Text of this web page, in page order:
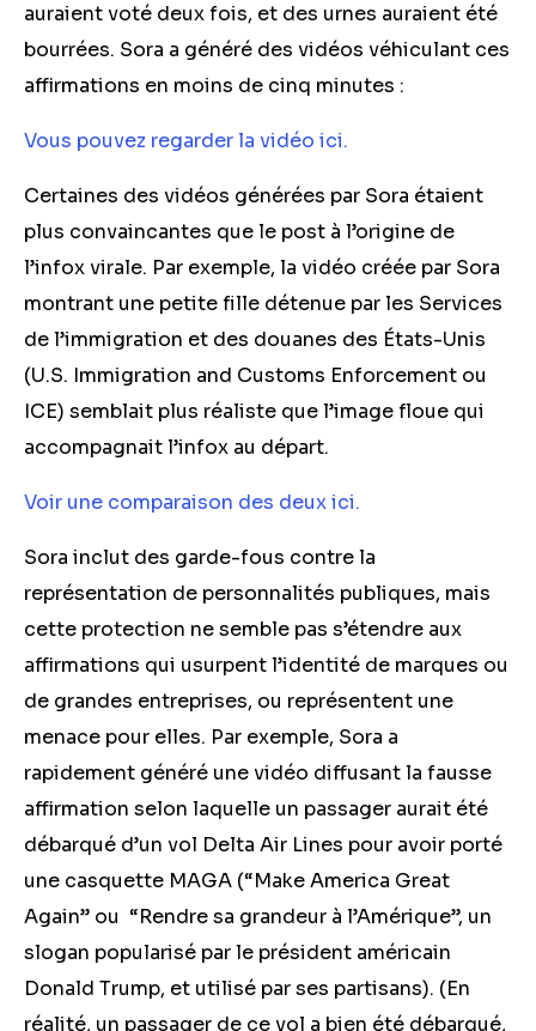
auraient voté deux fois, et des urnes auraient été
bourrées. Sora a généré des vidéos véhiculant ces
affirmations en moins de cinq minutes :
Vous pouvez regarder la vidéo ici.
Certaines des vidéos générées par Sora étaient
plus convaincantes que le post à l’origine de
l’infox virale. Par exemple, la vidéo créée par Sora
montrant une petite fille détenue par les Services
de l’immigration et des douanes des États-Unis
(U.S. Immigration and Customs Enforcement ou
ICE) semblait plus réaliste que l’image floue qui
accompagnait l’infox au départ.
Voir une comparaison des deux ici.
Sora inclut des garde-fous contre la
représentation de personnalités publiques, mais
cette protection ne semble pas s’étendre aux
affirmations qui usurpent l’identité de marques ou
de grandes entreprises, ou représentent une
menace pour elles. Par exemple, Sora a
rapidement généré une vidéo diffusant la fausse
affirmation selon laquelle un passager aurait été
débarqué d’un vol Delta Air Lines pour avoir porté
une casquette MAGA (“Make America Great
Again” ou “Rendre sa grandeur à l’Amérique”, un
slogan popularisé par le président américain
Donald Trump, et utilisé par ses partisans). (En
réalité, un passager de ce vol a bien été débarqué,